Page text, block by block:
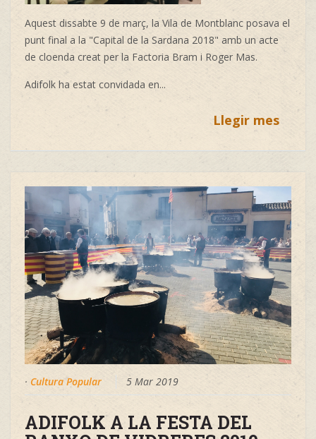
Aquest dissabte 9 de març, la Vila de Montblanc posava el
punt final a la "Capital de la Sardana 2018" amb un acte
de cloenda creat per la Factoria Bram i Roger Mas.
Adifolk ha estat convidada en...
Llegir mes
· Cultura Popular 5 Mar 2019
ADIFOLK A LA FESTA DEL